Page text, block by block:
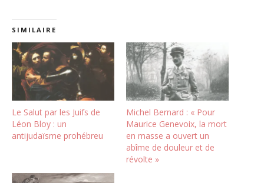
SIMILAIRE
Le Salut par les Juifs de
Léon Bloy : un
antijudaïsme prohébreu
Michel Bernard : « Pour
Maurice Genevoix, la mort
en masse a ouvert un
abîme de douleur et de
révolte »